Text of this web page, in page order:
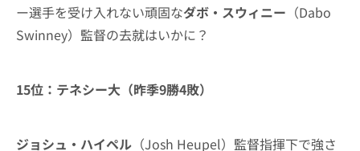
ー選手を受け入れない頑固なダボ・スウィニー （Dabo
Swinney）監督の去就はいかに？
15位：テネシー大（昨季9勝4敗）
ジョシュ・ハイペル （Josh Heupel）監督指揮下で強さ